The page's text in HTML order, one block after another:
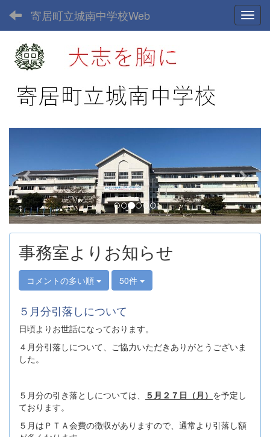
寄居町立城南中学校Web
e
v
i
o
u
s
x
t
事務室よりお知らせ
コメントの多い順 50件
５月分引落しについて
日頃よりお世話になっております。
４月分引落しについて、ご協力いただきありがとうございま
した。
５月分の引き落としについては、 ５月２７日（月） を予定し
ております。
５月はＰＴＡ会費の徴収がありますので、通常より引落し額